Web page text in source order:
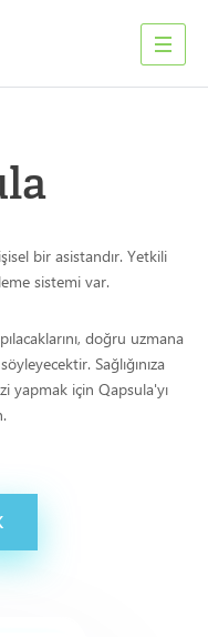
bir asistandır. Yetkili
sistemi var.
doğru uzmana
Sağlığınıza
yapmak için Qapsula'yı